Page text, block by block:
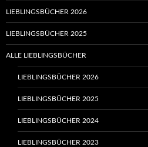
LIEBLINGSBÜCHER 2026
LIEBLINGSBÜCHER 2025
ALLE LIEBLINGSBÜCHER
LIEBLINGSBÜCHER 2026
LIEBLINGSBÜCHER 2025
LIEBLINGSBÜCHER 2024
LIEBLINGSBÜCHER 2023